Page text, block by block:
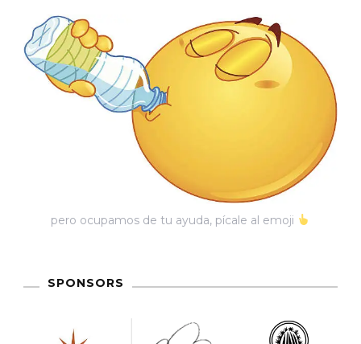
Ricardo
Alemán
Construirá
Emporio
Mediático
En
Tiempo
pero ocupamos de tu ayuda, pícale al emoji
SPONSORS